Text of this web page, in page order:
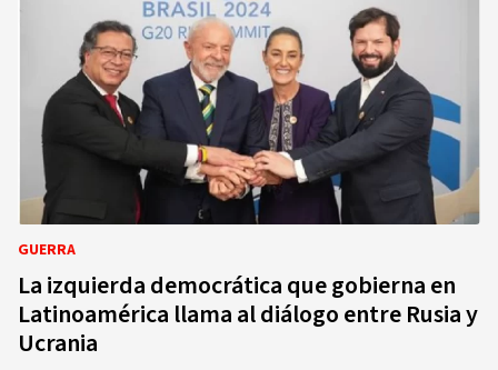
GUERRA
La izquierda democrática que gobierna en
Latinoamérica llama al diálogo entre Rusia y
Ucrania